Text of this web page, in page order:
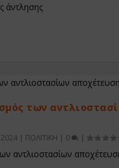
άντλησης
των
| ΠΟΛΙΤΙΚΗ | 0 |
αντλιοστασίων